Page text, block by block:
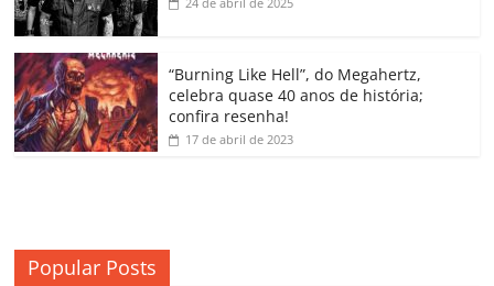
o
m
“Burning Like Hell”, do Megahertz,
celebra quase 40 anos de história;
confira resenha!
17 de abril de 2023
Popular Posts